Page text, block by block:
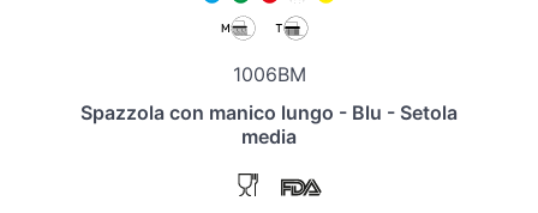
1006BM
Spazzola con manico lungo - Blu - Setola
media